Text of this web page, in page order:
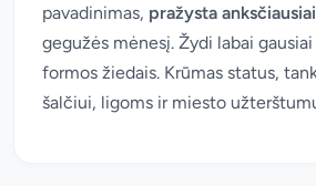
pavadinimas, pražysta
gegužės mėnesį. Žydi labai
formos žiedais. Krūmas status,
šalčiui, ligoms ir miesto